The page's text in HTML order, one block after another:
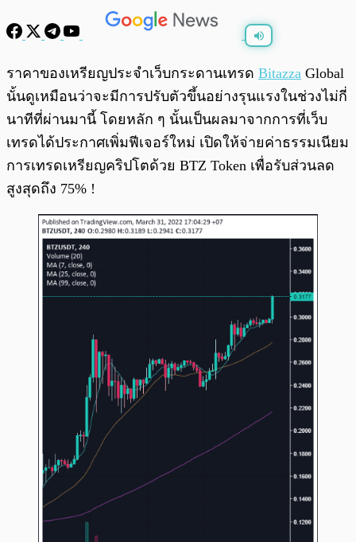
พร้อมเล่น
ราคาของเหรียญประจำเว็บกระดานเทรด Bitazza Global
นั้นดูเหมือนว่าจะมีการปรับตัวขึ้นอย่างรุนแรงในช่วงไม่กี่
นาทีที่ผ่านมานี้ โดยหลัก ๆ นั้นเป็นผลมาจากการที่เว็บ
เทรดได้ประกาศเพิ่มฟีเจอร์ใหม่ เปิดให้จ่ายค่าธรรมเนียม
การเทรดเหรียญคริปโตด้วย BTZ Token เพื่อรับส่วนลด
สูงสุดถึง 75% !